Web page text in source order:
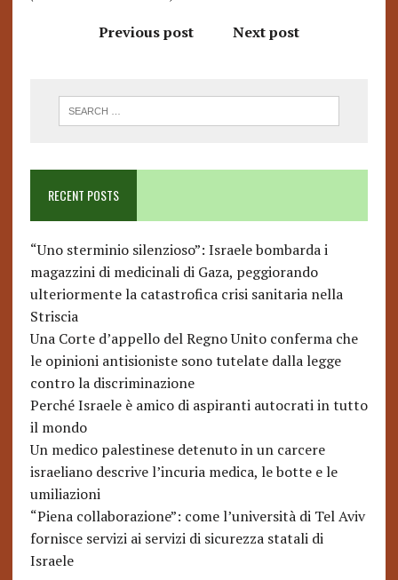
Previous post Next post
RECENT POSTS
“Uno sterminio silenzioso”: Israele bombarda i
magazzini di medicinali di Gaza, peggiorando
ulteriormente la catastrofica crisi sanitaria nella
Striscia
Una Corte d’appello del Regno Unito conferma che
le opinioni antisioniste sono tutelate dalla legge
contro la discriminazione
Perché Israele è amico di aspiranti autocrati in tutto
il mondo
Un medico palestinese detenuto in un carcere
israeliano descrive l’incuria medica, le botte e le
umiliazioni
“Piena collaborazione”: come l’università di Tel Aviv
fornisce servizi ai servizi di sicurezza statali di
Israele